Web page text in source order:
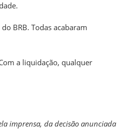
BRB. Todas acabaram
a liquidação, qualquer
imprensa, da decisão anunciada